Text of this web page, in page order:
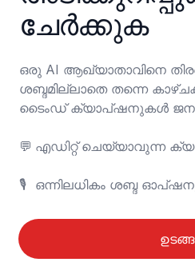
ചേർക്കുക
ഒരു AI ആഖ്യാതാവിനെ
ശബ്ദമില്ലാതെ തന്നെ
ടൈംഡ് ക്യാപ്ഷനുകൾ
💬	എഡിറ്റ് ചെയ്യാവുന്ന ക്യാപ്ഷനുകൾ
🎙️	ഒന്നിലധികം ശബ്ദ